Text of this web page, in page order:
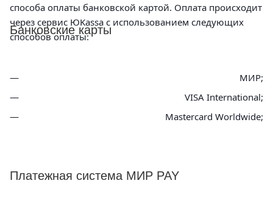
способа оплаты банковской картой. Оплата происходит
через сервис ЮKassa с использованием следующих
способов оплаты:
Банковские карты
МИР;
VISA International;
Mastercard Worldwide;
Платежная система МИР PAY